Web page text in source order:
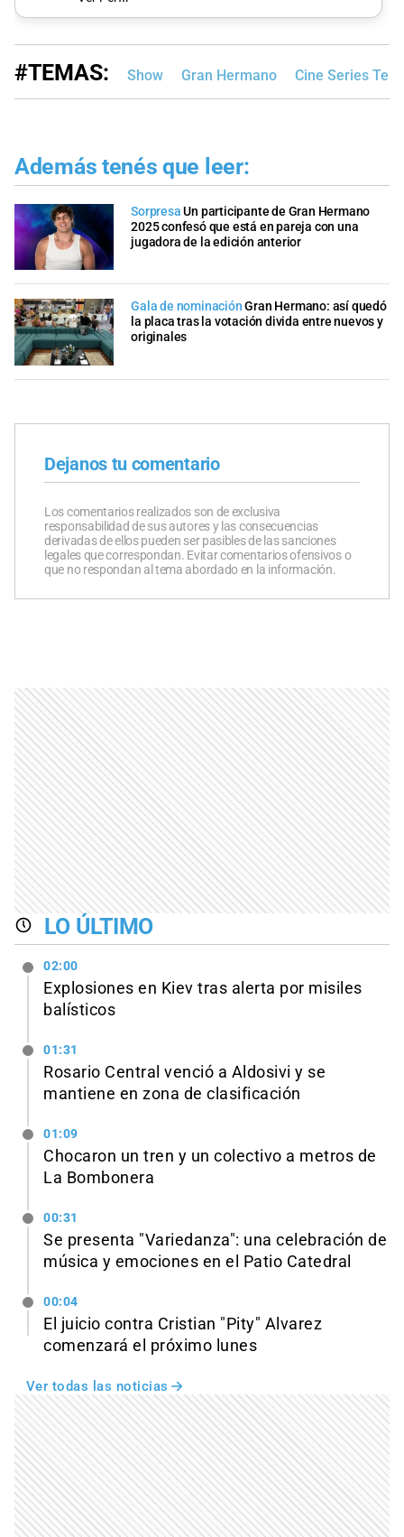
#TEMAS: Show Gran Hermano Cine Series
Además tenés que leer:
Sorpresa Un participante de Gran Hermano
2025 confesó que está en pareja con una
jugadora de la edición anterior
Gala de nominación Gran Hermano: así quedó
la placa tras la votación divida entre nuevos y
originales
Dejanos tu comentario
Los comentarios realizados son de exclusiva
responsabilidad de sus autores y las consecuencias
derivadas de ellos pueden ser pasibles de las sanciones
legales que correspondan. Evitar comentarios ofensivos o
que no respondan al tema abordado en la información.
LO ÚLTIMO
02:00
Explosiones en Kiev tras alerta por misiles
balísticos
01:31
Rosario Central venció a Aldosivi y se
mantiene en zona de clasificación
01:09
Chocaron un tren y un colectivo a metros de
La Bombonera
00:31
Se presenta "Variedanza": una celebración de
música y emociones en el Patio Catedral
00:04
El juicio contra Cristian "Pity" Alvarez
comenzará el próximo lunes
Ver todas las noticias